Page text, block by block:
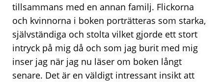
tillsammans med en annan familj. Flickorna
och kvinnorna i boken porträtteras som starka,
självständiga och stolta vilket gjorde ett stort
intryck på mig då och som jag burit med mig
inser jag när jag nu läser om boken långt
senare. Det är en väldigt intressant insikt att